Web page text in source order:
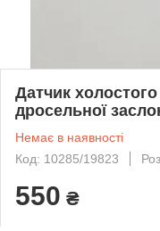
Датчик
дросельної
Немає в наявності
Код: 10285/19823
550 ₴